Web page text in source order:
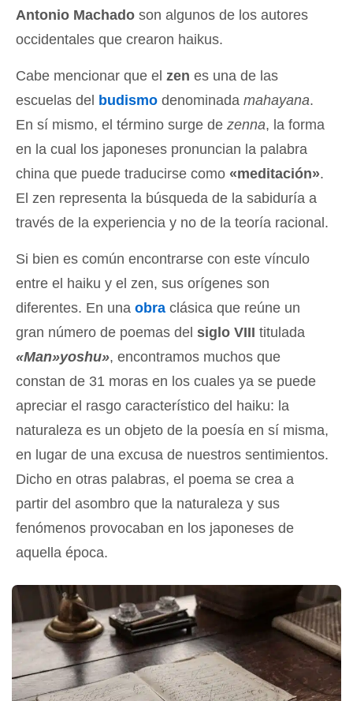
Antonio Machado son algunos de los autores
occidentales que crearon haikus.
Cabe mencionar que el zen es una de las
escuelas del budismo denominada mahayana.
En sí mismo, el término surge de zenna, la forma
en la cual los japoneses pronuncian la palabra
china que puede traducirse como «meditación».
El zen representa la búsqueda de la sabiduría a
través de la experiencia y no de la teoría racional.
Si bien es común encontrarse con este vínculo
entre el haiku y el zen, sus orígenes son
diferentes. En una obra clásica que reúne un
gran número de poemas del siglo VIII titulada
«Man»yoshu», encontramos muchos que
constan de 31 moras en los cuales ya se puede
apreciar el rasgo característico del haiku: la
naturaleza es un objeto de la poesía en sí misma,
en lugar de una excusa de nuestros sentimientos.
Dicho en otras palabras, el poema se crea a
partir del asombro que la naturaleza y sus
fenómenos provocaban en los japoneses de
aquella época.